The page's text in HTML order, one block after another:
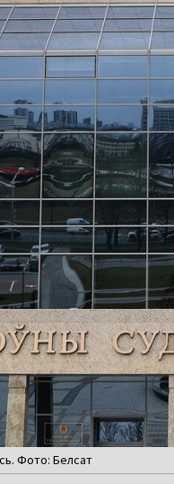
Фото: Белсат